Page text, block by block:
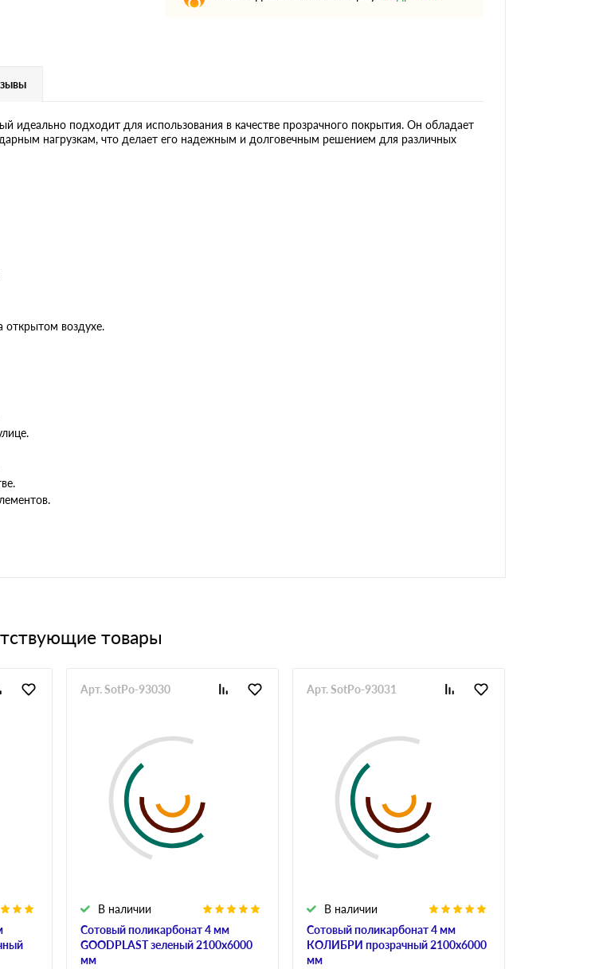
подходит для использования в качестве прозрачного покрытия. Он обладает
нагрузкам, что делает его надежным и долговечным решением для различных
открытом воздухе.
товары
Сотовый поликарбонат 4 мм
GOODPLAST зеленый 2100х6000
мм
В наличии
Арт. SotPo-93030
Сотовый поликарбонат 4 мм
КОЛИБРИ прозрачный 2100х6000
мм
В наличии
Арт. SotPo-93031